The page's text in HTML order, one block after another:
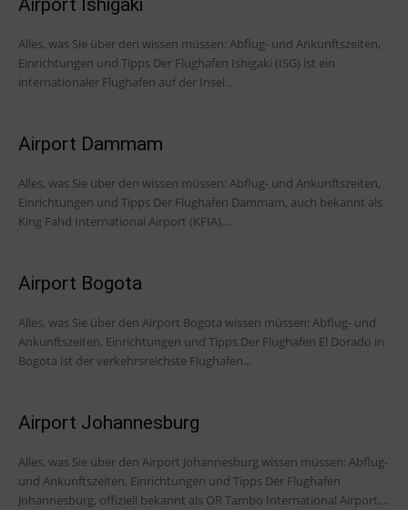
Airport Ishigaki
Alles, was Sie über den wissen müssen: Abflug- und Ankunftszeiten,
Einrichtungen und Tipps Der Flughafen Ishigaki (ISG) ist ein
internationaler Flughafen auf der Insel...
Airport Dammam
Alles, was Sie über den wissen müssen: Abflug- und Ankunftszeiten,
Einrichtungen und Tipps Der Flughafen Dammam, auch bekannt als
King Fahd International Airport (KFIA),...
Airport Bogota
Alles, was Sie über den Airport Bogota wissen müssen: Abflug- und
Ankunftszeiten, Einrichtungen und Tipps Der Flughafen El Dorado in
Bogota ist der verkehrsreichste Flughafen...
Airport Johannesburg
Alles, was Sie über den Airport Johannesburg wissen müssen: Abflug-
und Ankunftszeiten, Einrichtungen und Tipps Der Flughafen
Johannesburg, offiziell bekannt als OR Tambo International Airport,...